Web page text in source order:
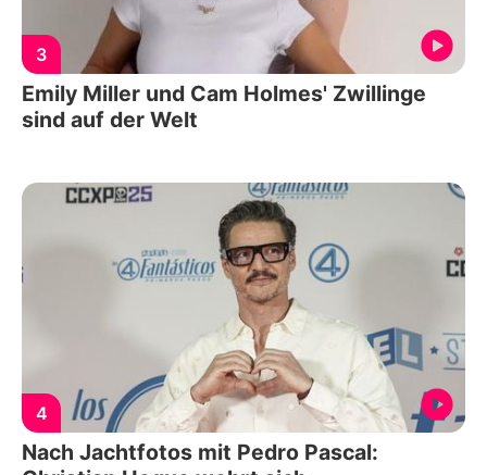
3
Emily Miller und Cam Holmes' Zwillinge
sind auf der Welt
4
Nach Jachtfotos mit Pedro Pascal: